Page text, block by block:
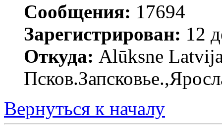
Сообщения: 17694
Зарегистрирован: 12
Откуда: Alūksne
Вернуться к началу